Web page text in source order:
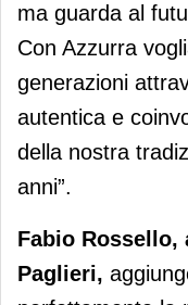
ma guarda al
Con Azzurra
generazioni
autentica e
della nostra
anni”.
Fabio
Paglieri,